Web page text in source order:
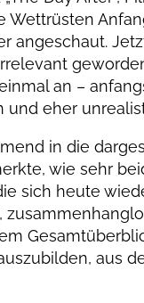
Wettrüsten
angeschaut.
an –
eher
in die
wie sehr
sich heute
aus